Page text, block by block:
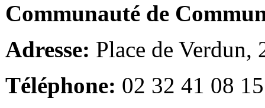
Communauté de
Adresse: Place de Verdun,
Téléphone: 02 32 41 08 15